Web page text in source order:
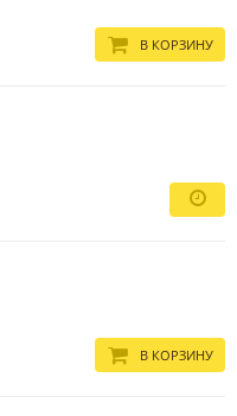
В КОРЗИНУ
В КОРЗИНУ